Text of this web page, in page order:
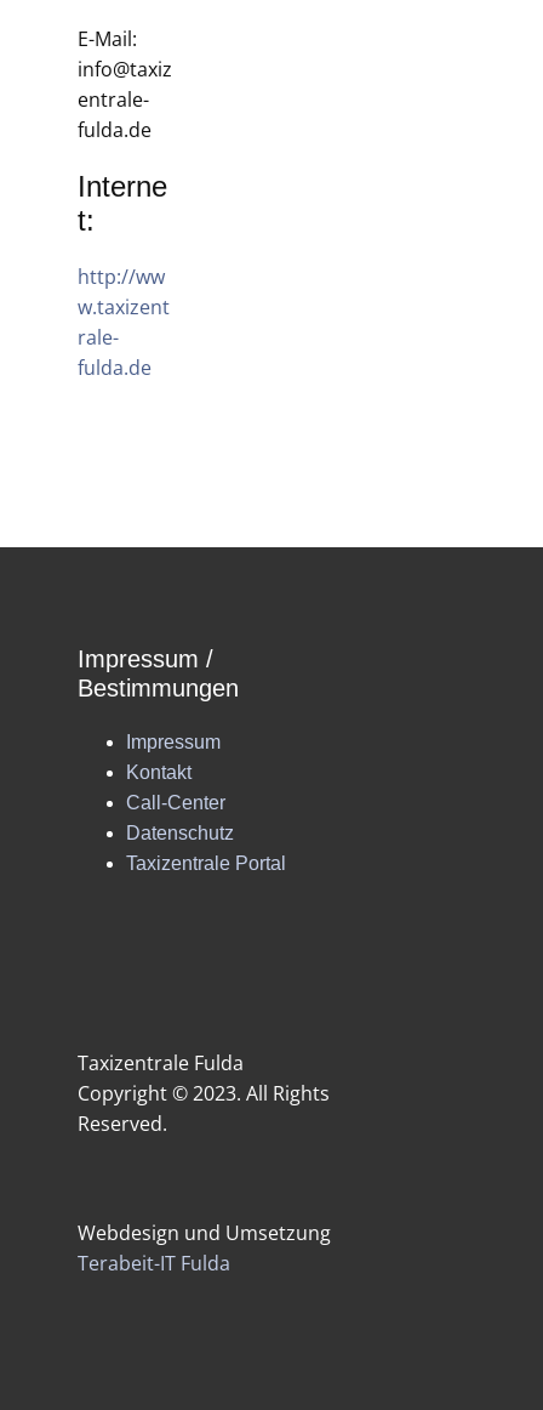
E-Mail:
info@taxiz
entrale-
fulda.de
Interne
t:
http://ww
w.taxizent
rale-
fulda.de
Impressum /
Bestimmungen
Impressum
Kontakt
Call-Center
Datenschutz
Taxizentrale Portal
Taxizentrale Fulda
Copyright © 2023. All Rights
Reserved.
Webdesign und Umsetzung
Terabeit-IT Fulda